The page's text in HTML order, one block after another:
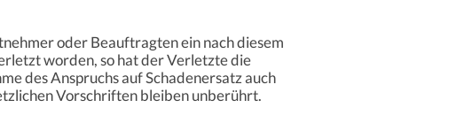
oder Beauftragten ein nach diesem
worden, so hat der Verletzte die
des Anspruchs auf Schadenersatz auch
Vorschriften bleiben unberührt.